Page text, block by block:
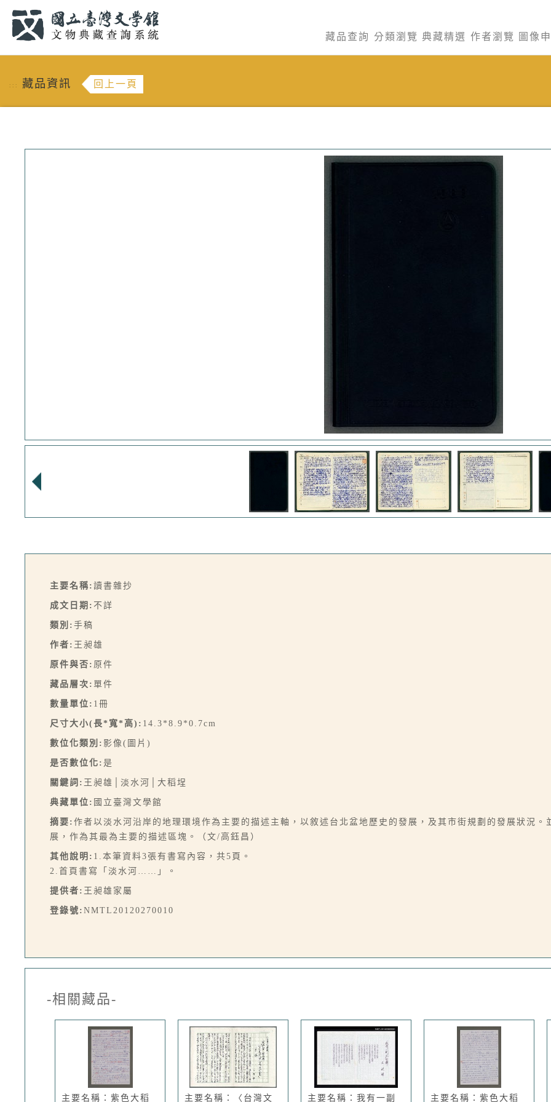
藏品查詢 分類瀏覽 典藏精選 作者瀏覽 圖像
::: 藏品資訊 回上一頁
主要名稱: 讀書雜抄
成文日期: 不詳
類別: 手稿
作者: 王昶雄
原件與否: 原件
藏品層次: 單件
數量單位: 1冊
尺寸大小(長*寬*高): 14.3*8.9*0.7cm
數位化類別: 影像(圖片)
是否數位化: 是
關鍵詞: 王昶雄│淡水河│大稻埕
典藏單位: 國立臺灣文學館
摘要: 作者以淡水河沿岸的地理環境作為主要的描述主軸，以敘述台北盆地歷史的發展，及其市街規劃的發展狀況。
展，作為其最為主要的描述區塊。（文/高鈺昌）
其他說明: 1.本筆資料3張有書寫內容，共5頁。
2.首頁書寫「淡水河……」。
提供者: 王昶雄家屬
登錄號: NMTL20120270010
-相關藏品-
主要名稱：紫色大稻 主要名稱：〈台灣文 主要名稱：我有一副 主要名稱：紫色大稻